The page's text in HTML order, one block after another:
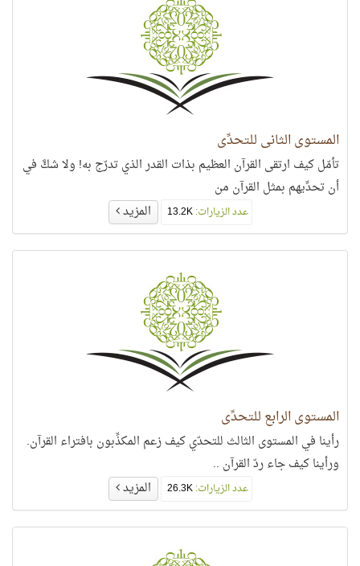
المستوى الثاني للتحدِّي
تأمّل كيف ارتقى القرآن العظيم بذات القدر الذي تدرّج به! ولا شكَّ في
أن تحدِّيهم بمثل القرآن من
عدد الزيارات:13.2K المزيد
المستوى الرابع للتحدِّي
رأينا في المستوى الثالث للتحدّي كيف زعم المكذِّبون بافتراء القرآن.
ورأينا كيف جاء ردّ القرآن ..
عدد الزيارات:26.3K المزيد